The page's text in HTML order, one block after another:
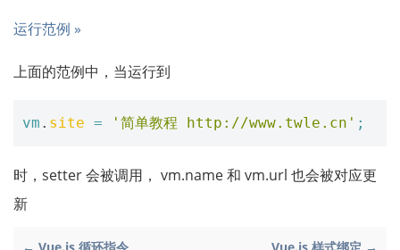
运行范例 »
上面的范例中，当运行到
vm . site = '简单教程 http://www.twle.cn' ;
时，setter 会被调用， vm.name 和 vm.url 也会被对应更
新